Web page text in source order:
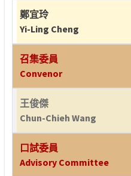
鄭宜玲
Yi-Ling Cheng
召集委員
Convenor
王俊傑
Chun-Chieh Wang
口試委員
Advisory Committee